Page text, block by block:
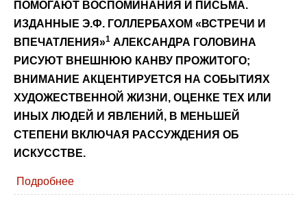
ПОМОГАЮТ ВОСПОМИНАНИЯ И ПИСЬМА.
ИЗДАННЫЕ Э.Ф. ГОЛЛЕРБАХОМ «ВСТРЕЧИ И
ВПЕЧАТЛЕНИЯ»1 АЛЕКСАНДРА ГОЛОВИНА
РИСУЮТ ВНЕШНЮЮ КАНВУ ПРОЖИТОГО;
ВНИМАНИЕ АКЦЕНТИРУЕТСЯ НА СОБЫТИЯХ
ХУДОЖЕСТВЕННОЙ ЖИЗНИ, ОЦЕНКЕ ТЕХ ИЛИ
ИНЫХ ЛЮДЕЙ И ЯВЛЕНИЙ, В МЕНЬШЕЙ
СТЕПЕНИ ВКЛЮЧАЯ РАССУЖДЕНИЯ ОБ
ИСКУССТВЕ.
Подробнее